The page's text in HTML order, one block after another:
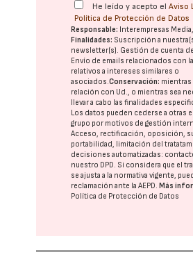
He leído y acepto elAviso
Política de Protección de Datos
Responsable: Interempresas Media,
Finalidades: Suscripción a
newsletter(s). Gestión de cuenta
Envío de emails relacionados con
relativos a intereses similares o
asociados.Conservación: mientras
relación con Ud., o mientras sea
llevar a cabo las finalidades
Los datos pueden cederse a otras
grupo por motivos de gestión
Acceso, rectificación, oposición,
portabilidad, limitación del
decisiones automatizadas:
nuestro DPD. Si considera que el
se ajusta a la normativa vigente,
reclamación ante laAEPD.Más
Política de Protección de Datos